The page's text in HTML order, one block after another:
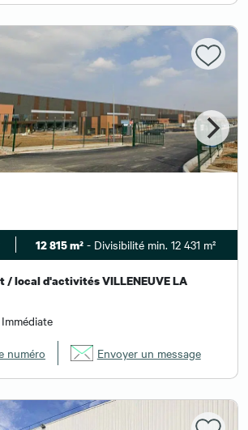
12 815 m² - Divisibilité min. 12 431 m²
local d'activités VILLENEUVE LA
numéro Envoyer un message